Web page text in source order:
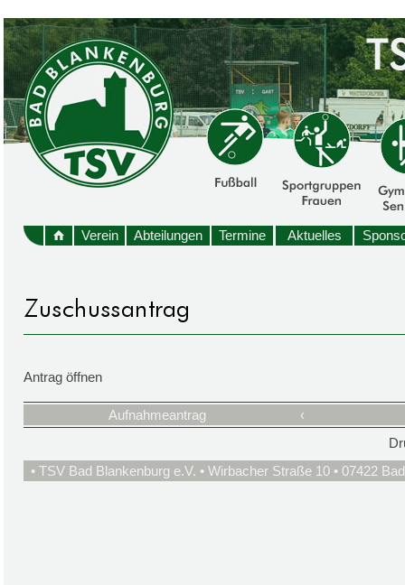
Verein Abteilungen Termine Aktuelles
Antrag öffnen
Aufnahmeantrag
‹
• TSV Bad Blankenburg e.V. • Wirbacher Straße 10 • 07422